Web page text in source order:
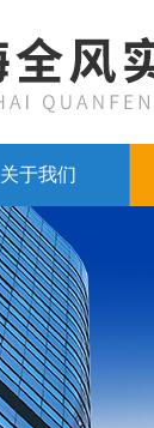
关于我们